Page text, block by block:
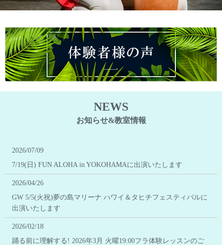
NEWS
お知らせ&教室情報
2026/07/09
7/19(日) FUN ALOHA in YOKOHAMAに出演いたします
2026/04/26
GW 5/5(火祝)夢の島マリーナ ハワイ＆タヒチフェスティバルに
出演いたします
2026/02/18
踊る前に理解する! 2026年3月 火曜19:00フラ体験レッスンのご